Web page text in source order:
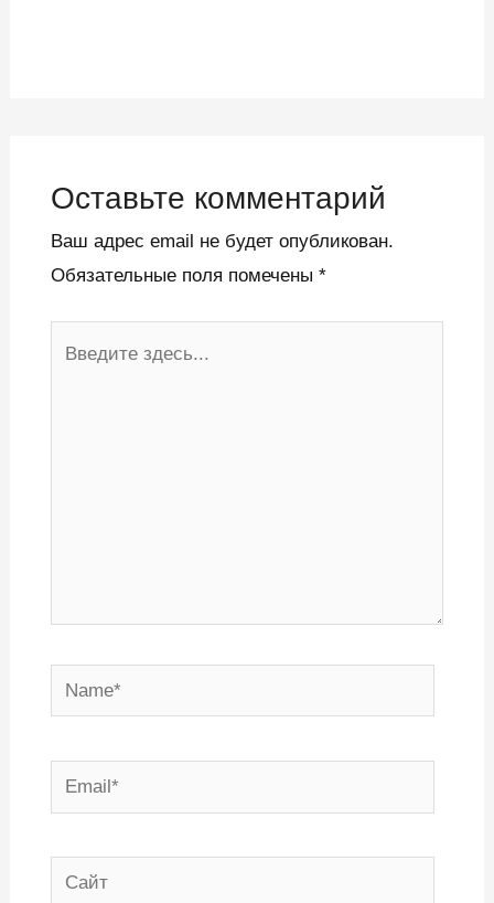
Оставьте комментарий
Ваш адрес email не будет опубликован.
Обязательные поля помечены *
Name*
Email*
Сайт